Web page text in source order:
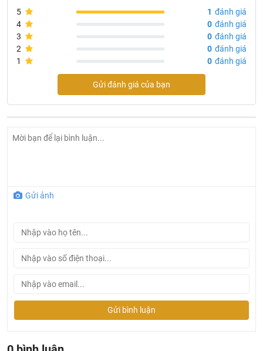
- Thương hiệu: Bravat
Ở đâu mua bồn cầu Bravat chính hãng và giá rẻ nhất ?
Khalinguyen.vn là đơn vị cung cấp sản phẩm
5 1 đánh giá
4
0 đánh giá
3
0 đánh giá
2
0 đánh giá
1
0 đánh giá
Gửi đánh giá của bạn
Gửi ảnh
Gửi bình luận